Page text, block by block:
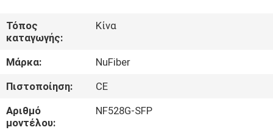
ΓΎΡΟΣ
ΕΡΓΟΣΤΑΣΊΩΝ
ΠΟΙΟΤΙΚΌΣ
ΈΛΕΓΧΟΣ
Τόπος
καταγωγής:
Κίνα
Μάρκα:
NuFiber
Πιστοποίηση:
CE
Αριθμό
μοντέλου:
NF528G-SFP